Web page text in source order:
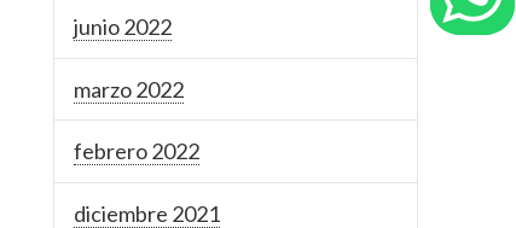
junio 2022
marzo 2022
febrero 2022
diciembre 2021